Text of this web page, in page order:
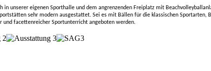
in unserer eigenen Sporthalle und dem angrenzenden Freiplatz mit
sehr modern ausgestattet. Sei es mit Bällen für die klassischen
und facettenreicher Sportunterricht angeboten werden.